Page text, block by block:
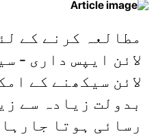
مطالعہ کرنے کے
لائن ایپس داری -
لائن سیکھنے کے
بدولت زیادہ سے
رسائی ہوتا